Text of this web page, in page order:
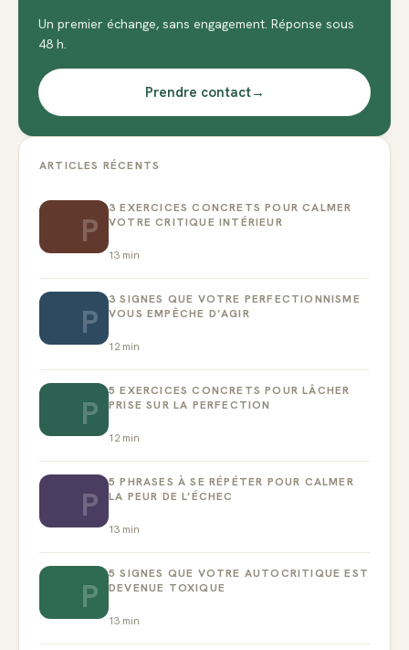
Un premier échange, sans engagement. Réponse sous
48 h.
Prendre contact→
ARTICLES RÉCENTS
P
3 EXERCICES CONCRETS POUR CALMER
VOTRE CRITIQUE INTÉRIEUR
13 min
P
3 SIGNES QUE VOTRE PERFECTIONNISME
VOUS EMPÊCHE D’AGIR
12 min
P
5 EXERCICES CONCRETS POUR LÂCHER
PRISE SUR LA PERFECTION
12 min
P
5 PHRASES À SE RÉPÉTER POUR CALMER
LA PEUR DE L’ÉCHEC
13 min
P
5 SIGNES QUE VOTRE AUTOCRITIQUE EST
DEVENUE TOXIQUE
13 min